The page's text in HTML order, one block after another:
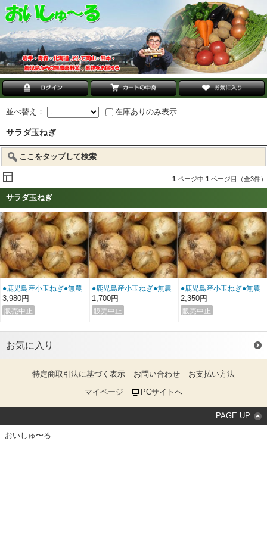
並べ替え： 在庫ありのみ表示
サラダ玉ねぎ
ここをタップして検索
1 ページ中 1 ページ目（全3件）
サラダ玉ねぎ
●鹿児島産小玉ねぎ●無農
薬無化学肥料１０ｋｇ
《送料無料》
3,980円
●鹿児島産小玉ねぎ●無農
薬無化学肥料３ｋｇ《送
料無料》
1,700円
●鹿児島産小玉ねぎ●無農
薬無化学肥料５ｋｇ《送
料無料》
2,350円
お気に入り
特定商取引法に基づく表示 お問い合わせ
お支払い方法
マイページ
PCサイトへ
PAGE UP
おいしゅ〜る